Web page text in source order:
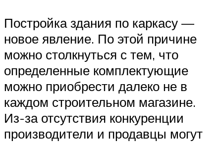
Постройка здания по каркасу —
новое явление. По этой причине
можно столкнуться с тем, что
определенные комплектующие
можно приобрести далеко не в
каждом строительном магазине.
Из-за отсутствия конкуренции
производители и продавцы могут